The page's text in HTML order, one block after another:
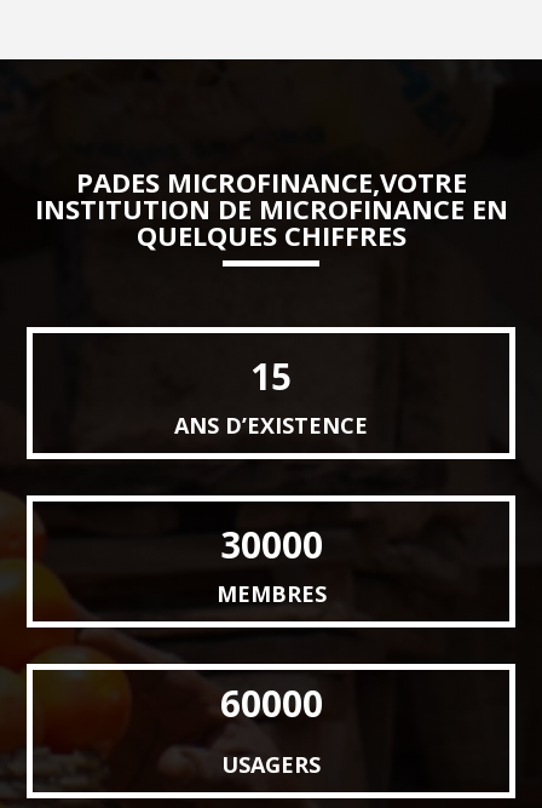
PADES MICROFINANCE,VOTRE
INSTITUTION DE MICROFINANCE EN
QUELQUES CHIFFRES
15
ANS D’EXISTENCE
30000
MEMBRES
60000
USAGERS